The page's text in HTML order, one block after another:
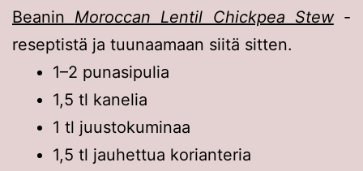
Beanin Moroccan Lentil Chickpea Stew-
reseptistä ja tuunaamaan siitä sitten.
1–2 punasipulia
1,5 tl kanelia
1 tl juustokuminaa
1,5 tl jauhettua korianteria